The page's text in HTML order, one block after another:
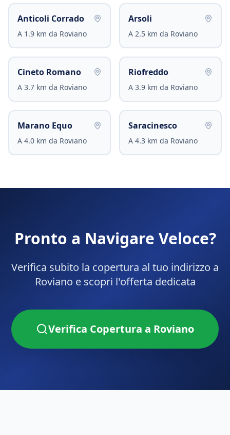
Anticoli Corrado
A 1.9 km da Roviano
Arsoli
A 2.5 km da Roviano
Cineto Romano
A 3.7 km da Roviano
Riofreddo
A 3.9 km da Roviano
Marano Equo
A 4.0 km da Roviano
Saracinesco
A 4.3 km da Roviano
Pronto a Navigare Veloce?
Verifica subito la copertura al tuo indirizzo a
Roviano e scopri l'offerta dedicata
Verifica Copertura a Roviano